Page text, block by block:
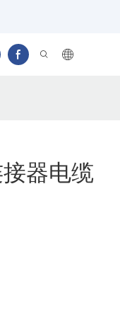
器电缆